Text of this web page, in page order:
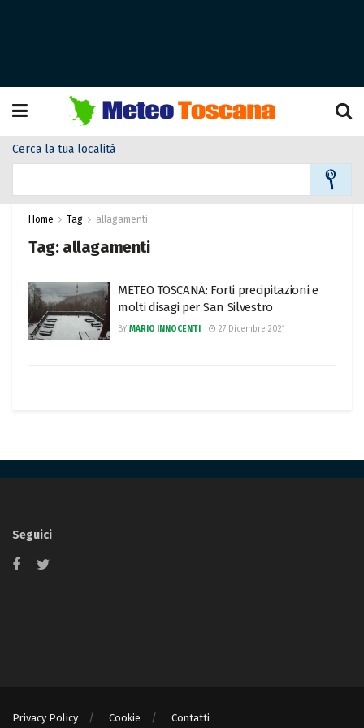
Cerca la tua località
Home Tag allagamenti
Tag: allagamenti
METEO TOSCANA: Forti precipitazioni e
molti disagi per San Silvestro
BY MARIO INNOCENTI 27 Dicembre 2021
Seguici
Privacy Policy Cookie Contatti